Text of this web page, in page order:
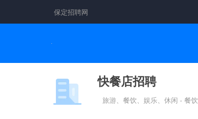
保定招聘网
快餐店招聘
旅游、餐饮、娱乐、休闲 - 餐饮